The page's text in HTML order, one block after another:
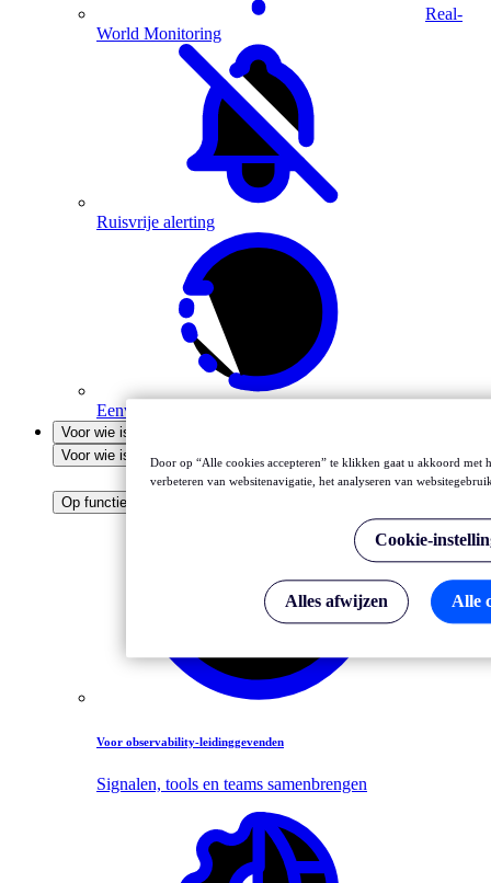
Real-
World Monitoring
Ruisvrije alerting
Eenvoudige installatie
Voor wie is het bedoeld
Voor wie is het bedoeld
Op functie
Voor observability-leidinggevenden
Signalen, tools en teams samenbrengen
Door op “Alle cookies accepteren” te klikken gaat u akkoord met
verbeteren van websitenavigatie, het analyseren van
Cookie-
Alles afwijzen Alle